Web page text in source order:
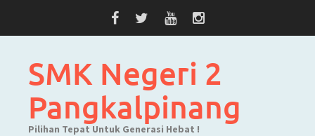
SMK Negeri 2
Pangkalpinang
Pilihan Tepat Untuk Generasi Hebat !